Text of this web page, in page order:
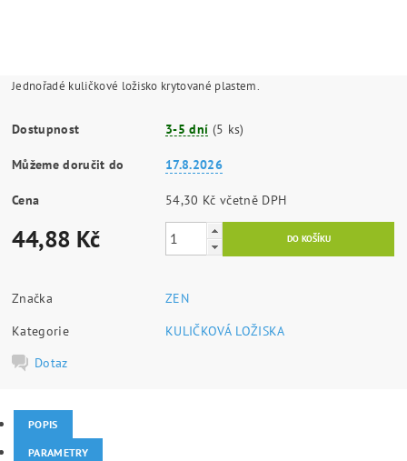
Jednořadé kuličkové ložisko krytované plastem.
Dostupnost 3-5 dní (5 ks)
Můžeme doručit do 17.8.2026
Cena 54,30 Kč včetně DPH
44,88 Kč
Značka
ZEN
Kategorie
KULIČKOVÁ LOŽISKA
Dotaz
POPIS
PARAMETRY